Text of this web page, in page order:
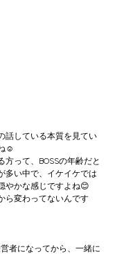
話している本質を見てい
☺️
方って、BOSSの年齢だと
多い中で、イケイケでは
やかな感じですよね😊
ら変わってないんです
者になってから、一緒に